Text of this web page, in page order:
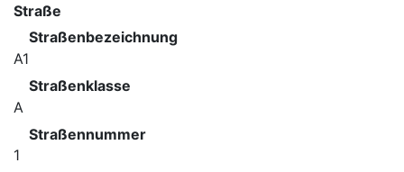
Straße
Straßenbezeichnung
A1
Straßenklasse
A
Straßennummer
1